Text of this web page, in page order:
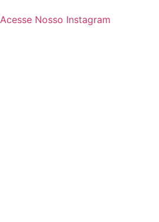
Acesse Nosso Instagram